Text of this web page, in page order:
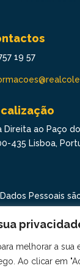
melhorar a
Ao clicar em
19 57
Direita ao Paço
435 Lisboa,
Pessoais
© 2021